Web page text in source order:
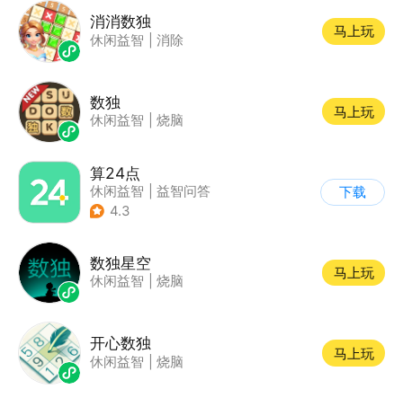
消消数独
休闲益智 消除
马上玩
数独
休闲益智 烧脑
马上玩
算24点
休闲益智
益智问答
4.3
下载
数独星空
休闲益智 烧脑
马上玩
开心数独
休闲益智 烧脑
马上玩